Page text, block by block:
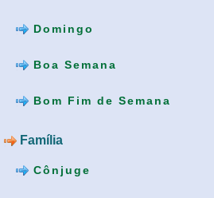
Domingo
Boa Semana
Bom Fim de Semana
Família
Cônjuge